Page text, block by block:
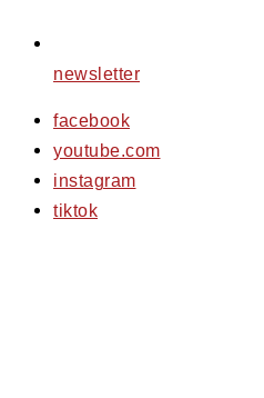
newsletter
facebook
youtube.com
instagram
tiktok